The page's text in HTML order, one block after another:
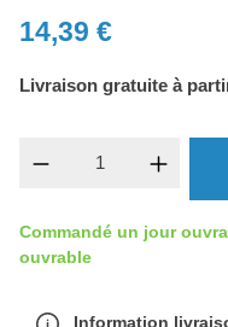
14,39 €
Livraison gratuite à
Quantité de
Commandé un jour
ouvrable
Information